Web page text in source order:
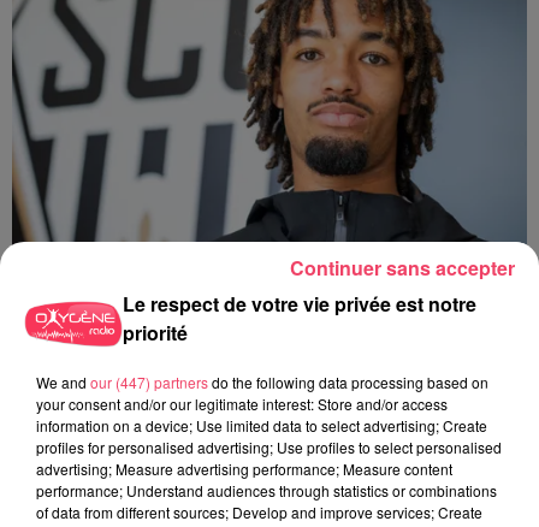
28 juillet 2026
ANGERS SCO. UN DÉFENSEUR QUITTE LE CLUB POUR AMIENS
Le respect de votre vie privée est notre
priorité
We and our (447) partnersdo the following data processing based on
your consent and/or our legitimate interest: Store and/or access
information on a device; Use limited data to select advertising; Create
profiles for personalised advertising; Use profiles to select personalised
advertising; Measure advertising performance; Measure content
performance; Understand audiences through statistics or combinations
of data from different sources; Develop and improve services; Create
Continuer sans accepter